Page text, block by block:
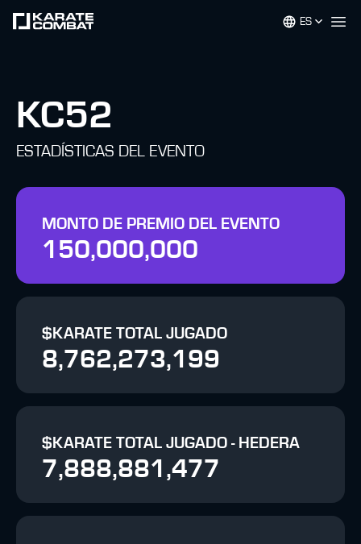
ES
KC52
ESTADÍSTICAS DEL EVENTO
MONTO DE PREMIO DEL EVENTO
150,000,000
$KARATE TOTAL JUGADO
8,762,273,199
$KARATE TOTAL JUGADO - HEDERA
7,888,881,477